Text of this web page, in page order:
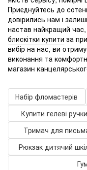
Приєднуйтесь до
довірились нам і
настав найкращий
блискітки купити за
вибір на нас, ви
виконання та
магазин
Набір фломастерів
Купити гелеві ручки
Тримач для
Рюкзак дитячий